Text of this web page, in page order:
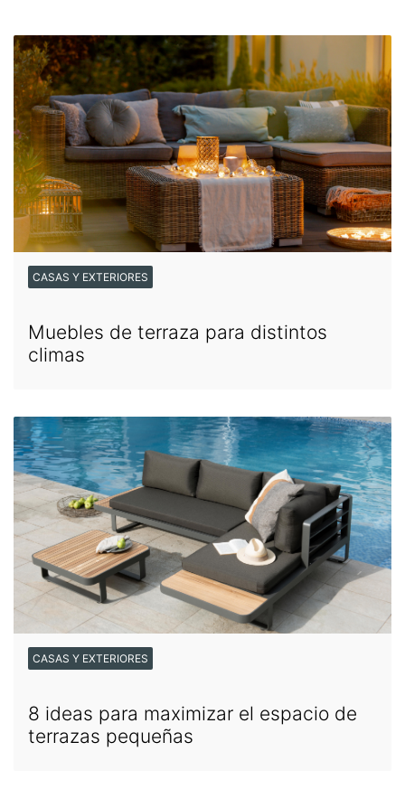
CASAS Y EXTERIORES
Muebles de terraza para distintos
climas
CASAS Y EXTERIORES
8 ideas para maximizar el espacio de
terrazas pequeñas